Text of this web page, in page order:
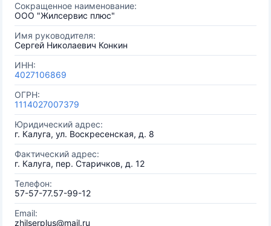
Сокращенное наименование:
ООО "Жилсервис плюс"
Имя руководителя:
Сергей Николаевич Конкин
ИНН:
4027106869
ОГРН:
1114027007379
Юридический адрес:
г. Калуга, ул. Воскресенская, д. 8
Фактический адрес:
г. Калуга, пер. Старичков, д. 12
Телефон:
57-57-77.57-99-12
Email:
zhilserplus@mail.ru